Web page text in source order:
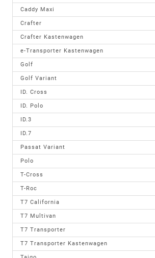
Caddy Maxi
Crafter
Crafter Kastenwagen
e-Transporter Kastenwagen
Golf
Golf Variant
ID. Cross
ID. Polo
ID.3
ID.7
Passat Variant
Polo
T-Cross
T-Roc
T7 California
T7 Multivan
T7 Transporter
T7 Transporter Kastenwagen